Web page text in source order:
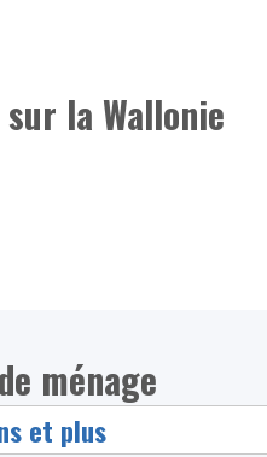
la Wallonie
ménage